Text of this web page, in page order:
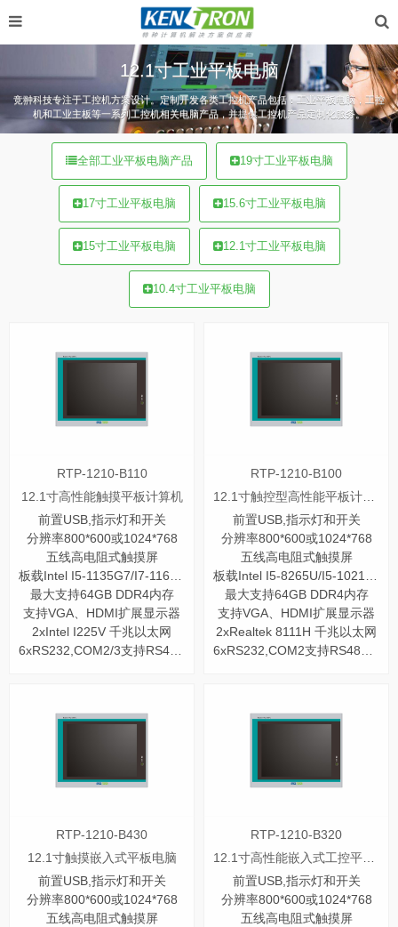
12.1寸工业平板电脑
竞翀科技专注于工控机方案设计。定制开发各类工控机产品包括：工业平板电脑，工控
机和工业主板等一系列工控机相关电脑产品，并提供工控机产品定制化服务。
全部工业平板电脑产品 19寸工业平板电脑
17寸工业平板电脑 15.6寸工业平板电脑
15寸工业平板电脑 12.1寸工业平板电脑
10.4寸工业平板电脑
RTP-1210-B110
12.1寸高性能触摸平板计算机
前置USB,指示灯和开关
分辨率800*600或1024*768
五线高电阻式触摸屏
板载Intel I5-1135G7/I7-1165G7四核处理器
最大支持64GB DDR4内存
支持VGA、HDMI扩展显示器
2xIntel I225V 千兆以太网
6xRS232,COM2/3支持RS485/422
RTP-1210-B100
前置USB,指示灯和开关
分辨率800*600或1024*768
五线高电阻式触摸屏
板载Intel I5-8265U/I5-10210U四核处理器
最大支持64GB DDR4内存
支持VGA、HDMI扩展显示器
2xRealtek 8111H 千兆以太网
6xRS232,COM2支持RS485/422
RTP-1210-B430
12.1寸触摸嵌入式平板电脑
前置USB,指示灯和开关
分辨率800*600或1024*768
五线高电阻式触摸屏
RTP-1210-B320
前置USB,指示灯和开关
分辨率800*600或1024*768
五线高电阻式触摸屏